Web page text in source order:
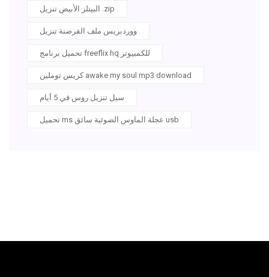
البيتلز الأبيض تنزيل .zip
ووردبريس ملف القرصنة تنزيل
تحميل برنامج freeflix hq للكمبيوتر
كريس توملين awake my soul mp3 download
سيل تنزيل روس في 5 أيام
تحميل ms عجلة الماوس الضوئية سائق usb